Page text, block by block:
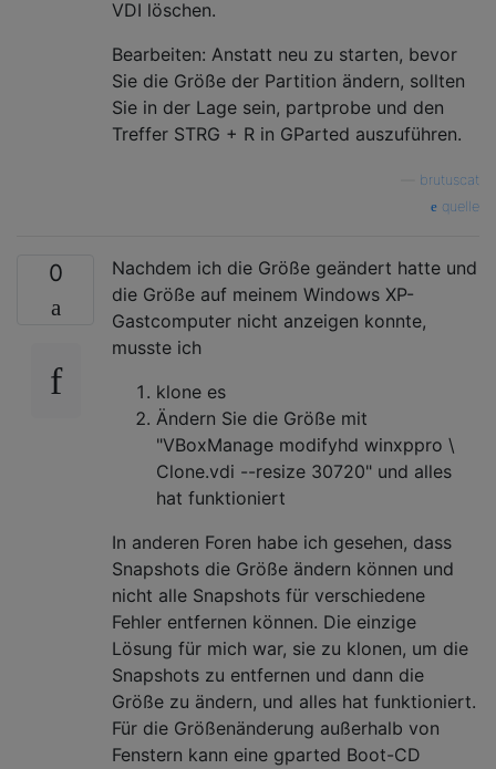
VDI löschen.
Bearbeiten: Anstatt neu zu starten, bevor
Sie die Größe der Partition ändern, sollten
Sie in der Lage sein, partprobe und den
Treffer STRG + R in GParted auszuführen.
brutuscat
quelle
0
Nachdem ich die Größe geändert hatte und
die Größe auf meinem Windows XP-
Gastcomputer nicht anzeigen konnte,
musste ich
klone es
Ändern Sie die Größe mit
"VBoxManage modifyhd winxppro \
Clone.vdi --resize 30720" und alles
hat funktioniert
In anderen Foren habe ich gesehen, dass
Snapshots die Größe ändern können und
nicht alle Snapshots für verschiedene
Fehler entfernen können. Die einzige
Lösung für mich war, sie zu klonen, um die
Snapshots zu entfernen und dann die
Größe zu ändern, und alles hat funktioniert.
Für die Größenänderung außerhalb von
Fenstern kann eine gparted Boot-CD